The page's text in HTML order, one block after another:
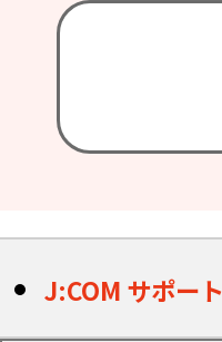
J:COM サポート